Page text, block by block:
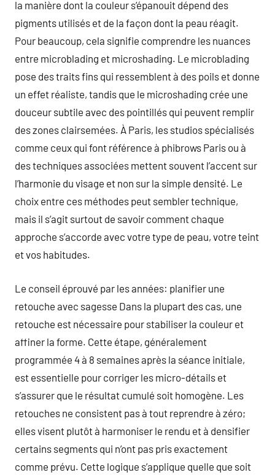
la manière dont la couleur s’épanouit dépend des
pigments utilisés et de la façon dont la peau réagit.
Pour beaucoup, cela signifie comprendre les nuances
entre microblading et microshading. Le microblading
pose des traits fins qui ressemblent à des poils et donne
un effet réaliste, tandis que le microshading crée une
douceur subtile avec des pointillés qui peuvent remplir
des zones clairsemées. À Paris, les studios spécialisés
comme ceux qui font référence à phibrows Paris ou à
des techniques associées mettent souvent l’accent sur
l’harmonie du visage et non sur la simple densité. Le
choix entre ces méthodes peut sembler technique,
mais il s’agit surtout de savoir comment chaque
approche s’accorde avec votre type de peau, votre teint
et vos habitudes.
Le conseil éprouvé par les années: planifier une
retouche avec sagesse Dans la plupart des cas, une
retouche est nécessaire pour stabiliser la couleur et
affiner la forme. Cette étape, généralement
programmée 4 à 8 semaines après la séance initiale,
est essentielle pour corriger les micro-détails et
s’assurer que le résultat cumulé soit homogène. Les
retouches ne consistent pas à tout reprendre à zéro;
elles visent plutôt à harmoniser le rendu et à densifier
certains segments qui n’ont pas pris exactement
comme prévu. Cette logique s’applique quelle que soit